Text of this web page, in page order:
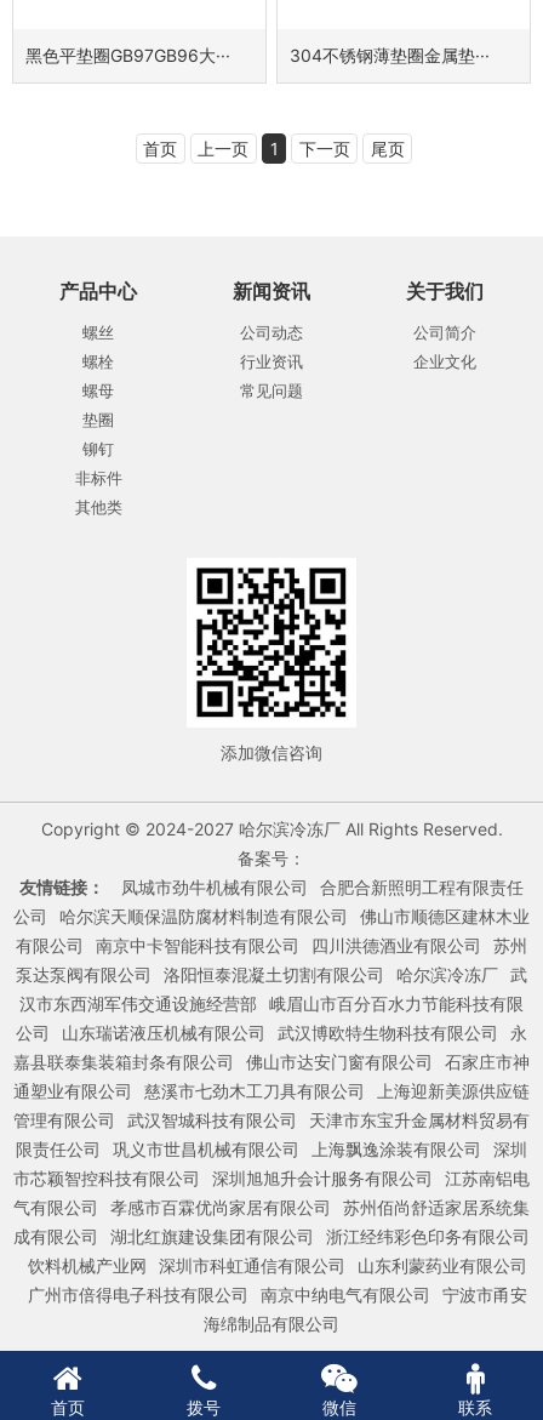
黑色平垫圈GB97GB96大··· 304不锈钢薄垫圈金属垫···
首页 上一页 1 下一页 尾页
产品中心
螺丝
螺栓
螺母
垫圈
铆钉
非标件
其他类
新闻资讯
公司动态
行业资讯
常见问题
关于我们
公司简介
企业文化
添加微信咨询
Copyright © 2024-2027 哈尔滨冷冻厂 All Rights Reserved.
备案号：
友情链接：
凤城市劲牛机械有限公司
合肥合新照明工程有限责任
公司
哈尔滨天顺保温防腐材料制造有限公司
佛山市顺德区建林木业
有限公司
南京中卡智能科技有限公司 四川洪德酒业有限公司
苏州
泵达泵阀有限公司
洛阳恒泰混凝土切割有限公司 哈尔滨冷冻厂 武
汉市东西湖军伟交通设施经营部
峨眉山市百分百水力节能科技有限
公司
山东瑞诺液压机械有限公司 武汉博欧特生物科技有限公司
永
嘉县联泰集装箱封条有限公司
佛山市达安门窗有限公司
石家庄市神
通塑业有限公司
慈溪市七劲木工刀具有限公司
上海迎新美源供应链
管理有限公司
武汉智城科技有限公司
天津市东宝升金属材料贸易有
限责任公司
巩义市世昌机械有限公司 上海飘逸涂装有限公司
深圳
市芯颖智控科技有限公司
深圳旭旭升会计服务有限公司
江苏南铝电
气有限公司
孝感市百霖优尚家居有限公司
苏州佰尚舒适家居系统集
成有限公司
湖北红旗建设集团有限公司
浙江经纬彩色印务有限公司
饮料机械产业网
深圳市科虹通信有限公司
山东利蒙药业有限公司
广州市倍得电子科技有限公司
南京中纳电气有限公司
宁波市甬安
海绵制品有限公司
首页 拨号 微信 联系